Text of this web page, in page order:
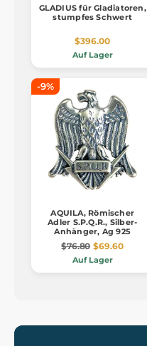
GLADIUS für Gladiatoren,
stumpfes Schwert
$396.00
Auf Lager
-9%
AQUILA, Römischer
Adler S.P.Q.R., Silber-
Anhänger, Ag 925
$76.80 $69.60
Auf Lager